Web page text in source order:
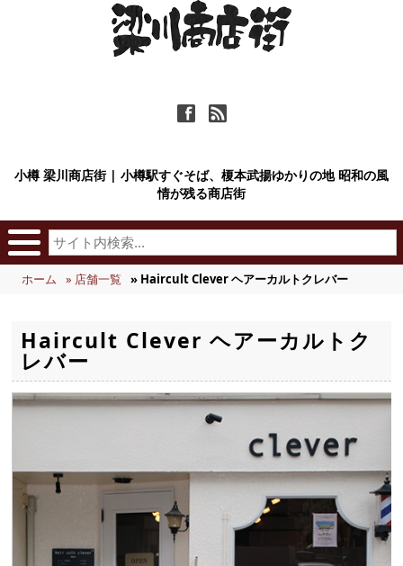
ä ñ
小樽 梁川商店街 | 小樽駅すぐそば、榎本武揚ゆかりの地 昭和の風
情が残る商店街
ホーム » 店舗一覧 » Haircult Clever ヘアーカルトクレバー
Haircult Clever ヘアーカルトク
レバー